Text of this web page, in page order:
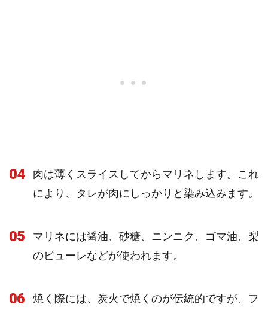
04
肉は薄くスライスしてからマリネします。これ
により、タレが肉にしっかりと染み込みます。
05
マリネには醤油、砂糖、ニンニク、ゴマ油、梨
のピューレなどが使われます。
06
焼く際には、炭火で焼くのが伝統的ですが、フ